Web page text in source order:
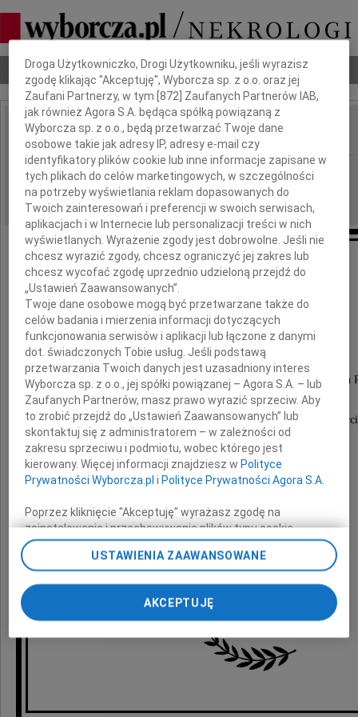
Nekrologi Odeszli Poradnik pogrzebowy
IMIĘ I NAZWISKO:
REGION: cała Polska
DATA EMISJI: 30.12.2024
Elżbiecie Gołacie
Przewodniczącej Komitetu Nauk Demograficznych
serdeczne wyrazy współczucia z powodu śmierci
Mamy
przekazują
Członkinie i Członkowie
Komitetu Nauk Demograficznych PAN
Dbamy o Twoją prywatność
Droga Użytkowniczko, Drogi Użytkowniku, jeśli wyrazisz
zgodę klikając "Akceptuję", Wyborcza sp. z o.o. oraz jej
Zaufani Partnerzy, w tym [872 ] Zaufanych Partnerów IAB,
jak również Agora S.A. będąca spółką powiązaną z
Wyborcza sp. z o.o., będą przetwarzać Twoje dane
osobowe takie jak adresy IP, adresy e-mail czy
identyfikatory plików cookie lub inne informacje zapisane w
tych plikach do celów marketingowych, w szczególności
na potrzeby wyświetlania reklam dopasowanych do
Twoich zainteresowań i preferencji w swoich serwisach,
aplikacjach i w Internecie lub personalizacji treści w nich
wyświetlanych. Wyrażenie zgody jest dobrowolne. Jeśli nie
chcesz wyrazić zgody, chcesz ograniczyć jej zakres lub
chcesz wycofać zgodę uprzednio udzieloną przejdź do
„Ustawień Zaawansowanych”.
Twoje dane osobowe mogą być przetwarzane także do
celów badania i mierzenia informacji dotyczących
funkcjonowania serwisów i aplikacji lub łączone z danymi
dot. świadczonych Tobie usług. Jeśli podstawą
przetwarzania Twoich danych jest uzasadniony interes
Wyborcza sp. z o.o., jej spółki powiązanej – Agora S.A. – lub
Zaufanych Partnerów, masz prawo wyrazić sprzeciw. Aby
to zrobić przejdź do „Ustawień Zaawansowanych” lub
skontaktuj się z administratorem – w zależności od
zakresu sprzeciwu i podmiotu, wobec którego jest
kierowany. Więcej informacji znajdziesz w Polityce
Prywatności Wyborcza.pl i Polityce Prywatności Agora S.A.
Poprzez kliknięcie "Akceptuję" wyrażasz zgodę na
zainstalowanie i przechowywanie plików typu cookie
Wyborczej sp. z o. o. jej Zaufanych Partnerów i Agora S.A.
na Twoim urządzeniu końcowym. Możesz też w każdej
chwili zmienić swoje preferencje dot. plików cookie,
ponownie wywołując narzędzie do zarządzania Twoimi
preferencjami dot. przetwarzania danych poprzez
odnośnik „Ustawienia prywatności” w stopce serwisu i
przechodząc do sekcji „Ustawienia zaawansowane”.
Zmiana ustawień plików cookie możliwa jest także za
USTAWIENIA ZAAWANSOWANE
AKCEPTUJĘ